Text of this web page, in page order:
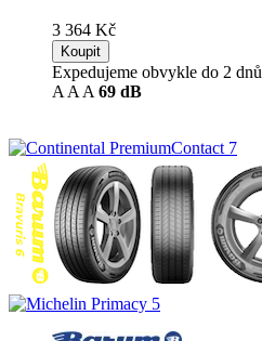
3 364 Kč
Koupit
Expedujeme obvykle do 2 dnů
A A A 69 dB